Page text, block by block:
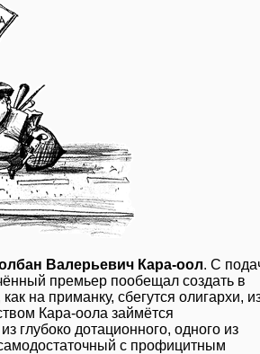
Валерьевич Кара-оол. С
премьер пообещал создать в
на приманку, сбегутся олигархи,
Кара-оола займётся
глубоко дотационного, одного из
с профицитным